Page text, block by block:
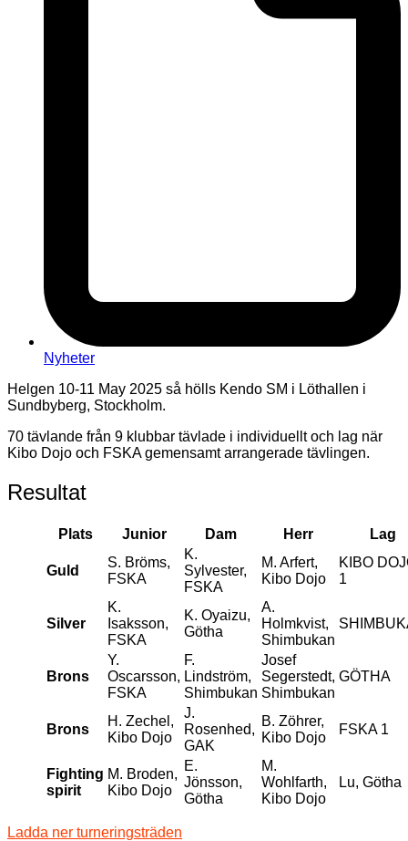
Nyheter
Helgen 10-11 May 2025 så hölls Kendo SM i Löthallen i
Sundbyberg, Stockholm.
70 tävlande från 9 klubbar tävlade i individuellt och lag när
Kibo Dojo och FSKA gemensamt arrangerade tävlingen.
Resultat
Plats Junior Dam Herr Lag
Guld
S. Bröms,
FSKA
K.
Sylvester,
FSKA
M. Arfert,
Kibo Dojo
KIBO
1
Silver
K.
Isaksson,
FSKA
K. Oyaizu,
Götha
A.
Holmkvist,
Shimbukan
Brons
Y.
Oscarsson,
FSKA
F.
Lindström,
Shimbukan
Josef
Segerstedt,
Shimbukan
GÖTHA
Brons
H. Zechel,
Kibo Dojo
J.
Rosenhed,
GAK
B. Zöhrer,
Kibo Dojo
FSKA 1
Fighting
spirit
M. Broden,
Kibo Dojo
E.
Jönsson,
Götha
M.
Wohlfarth,
Kibo Dojo
Lu, Götha
Ladda ner turneringsträden